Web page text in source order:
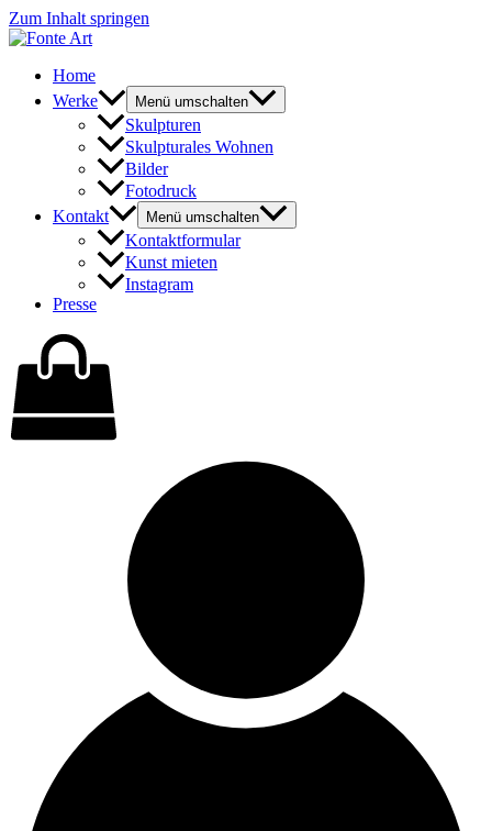
Zum Inhalt springen
Home
Werke
Menü umschalten
Skulpturen
Skulpturales Wohnen
Bilder
Fotodruck
Kontakt
Menü umschalten
Kontaktformular
Kunst mieten
Instagram
Presse